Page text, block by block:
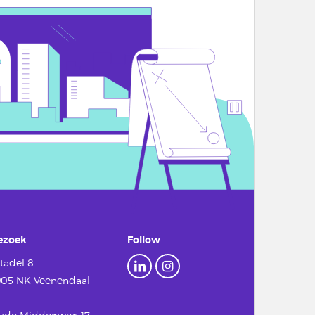
8
NK Veenendaal
Follow